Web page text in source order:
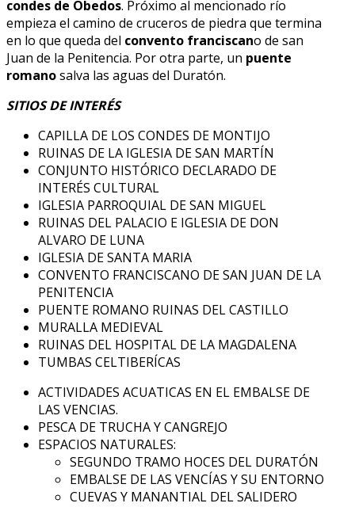
condes de Obedos. Próximo al mencionado río
empieza el camino de cruceros de piedra que termina
en lo que queda del convento franciscano de san
Juan de la Penitencia. Por otra parte, un puente
romanosalva las aguas del Duratón.
SITIOS DE INTERÉS
CAPILLA DE LOS CONDES DE MONTIJO
RUINAS DE LA IGLESIA DE SAN MARTÍN
CONJUNTO HISTÓRICO DECLARADO DE
INTERÉS CULTURAL
IGLESIA PARROQUIAL DE SAN MIGUEL
RUINAS DEL PALACIO E IGLESIA DE DON
ALVARO DE LUNA
IGLESIA DE SANTA MARIA
CONVENTO FRANCISCANO DE SAN JUAN DE LA
PENITENCIA
PUENTE ROMANO RUINAS DEL CASTILLO
MURALLA MEDIEVAL
RUINAS DEL HOSPITAL DE LA MAGDALENA
TUMBAS CELTIBERÍCAS
ACTIVIDADES ACUATICAS EN EL EMBALSE DE
LAS VENCIAS.
PESCA DE TRUCHA Y CANGREJO
ESPACIOS NATURALES:
SEGUNDO TRAMO HOCES DEL DURATÓN
EMBALSE DE LAS VENCÍAS Y SU ENTORNO
CUEVAS Y MANANTIAL DEL SALIDERO